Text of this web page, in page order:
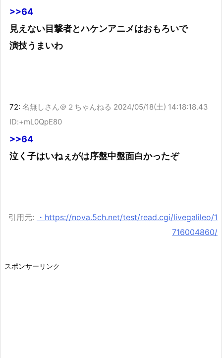
>>64
見えない目撃者とハケンアニメはおもろいで
演技うまいわ
72: 名無しさん＠２ちゃんねる 2024/05/18(土) 14:18:18.43
ID:+mL0QpE80
>>64
泣く子はいねぇがは序盤中盤面白かったぞ
引用元:
・https://nova.5ch.net/test/read.cgi/livegalileo/1
716004860/
スポンサーリンク